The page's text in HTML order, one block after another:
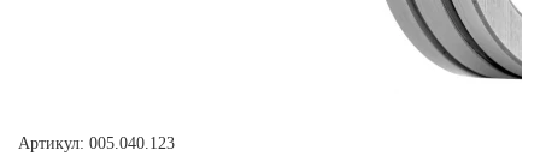
Артикул: 005.040.123